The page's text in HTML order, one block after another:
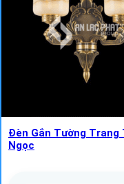
Đèn Gắn Tường Trang
Ngọc